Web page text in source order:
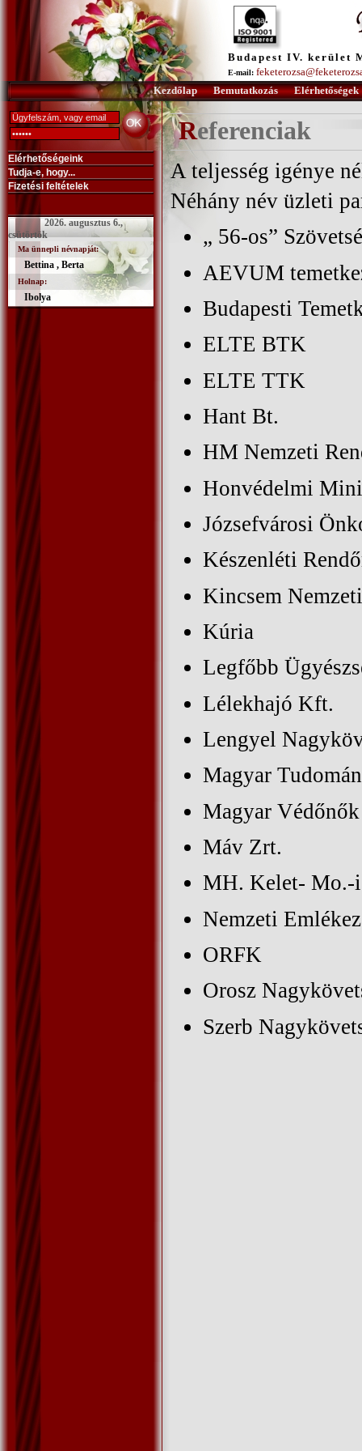
Budapest IV. kerület
E-mail:
Kezdőlap
Bemutatkozás Elérhetőségek
Elérhetőségeink
Tudja-e, hogy...
Fizetési feltételek
2026. augusztus 6.,
csütörtök
Ma ünnepli névnapját:
Bettina , Berta
Holnap:
Ibolya
Referenciak
A teljesség igénye
Néhány név üzleti
„ 56-os”
AEVUM
Budapesti
ELTE BTK
ELTE TTK
Hant Bt.
HM Nemzeti
Honvédelmi
Józsefvárosi
Készenléti
Kincsem
Kúria
Legfőbb
Lélekhajó Kft.
Lengyel
Magyar
Magyar
Máv Zrt.
MH. Kelet- Mo.-i
Nemzeti
ORFK
Orosz
Szerb